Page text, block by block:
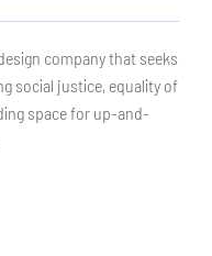
company that seeks
social justice, equality of
space for up-and-